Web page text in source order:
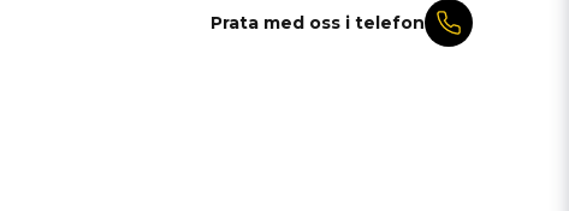
Prata med oss i telefon